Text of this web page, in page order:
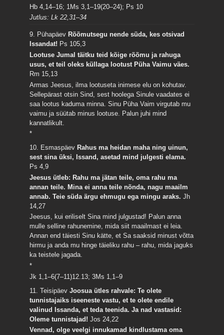
Hb 4,14–16; 1Ms 3,1–19(20–24); Ps 10
Jutlus: Lk 22,31–34
9. Pühapäev Rõõmutsegu nende süda, kes otsivad
Issandat! Ps 105,3
Lootuse Jumal täitku teid kõige rõõmu ja rahuga
usus, et teil oleks küllaga lootust Püha Vaimu väes.
Rm 15,13
Armas Jeesus, ilma lootuseta inimese elu on kohutav.
Sellepärast otsin Sind, sest hoolega Sinule vaadates ei
saa lootus kaduma minna. Sinu Püha Vaim virgutab mu
vaimu ja süütab minus lootuse. Palun juhi mind
kannatlikult.
*
10. Esmaspäev Rahus ma heidan maha ning uinun,
sest sina üksi, Issand, asetad mind julgesti elama.
Ps 4,9
Jeesus ütleb: Rahu ma jätan teile, oma rahu ma
annan teile. Mina ei anna teile nõnda, nagu maailm
annab. Teie süda ärgu ehmugu ega mingu araks.Jh
14,27
Jeesus, kui eriliselt Sina mind julgustad! Palun anna
mulle selline rahunemine, mida siit maailmast ei leia.
Annan end täiesti Sinu kätte, et Sa saaksid minust võtta
hirmu ja anda mu hinge täieliku rahu – rahu, mida jaguks
ka teistele jagada.
*
Jk 1,1–6(7–11)12.13; 3Ms 1,1–9
11. TeisipäevJoosua ütles rahvale: Te olete
tunnistajaiks iseeneste vastu, et te olete endile
valinud Issanda, et teda teenida. Ja nad vastasid:
Oleme tunnistajad!Jos 24,22
Vennad, olge veelgi innukamad kindlustama oma